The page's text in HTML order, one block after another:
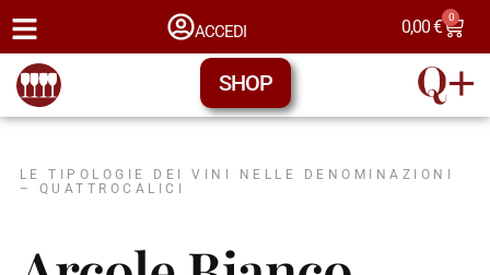
ACCEDI 0,00€ 0
SHOP
LE TIPOLOGIE DEI VINI NELLE DENOMINAZIONI
– QUATTROCALICI